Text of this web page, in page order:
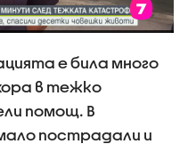
е била много
в тежко
помощ. В
пострадали и